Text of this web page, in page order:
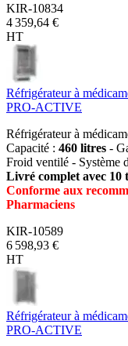
KIR-10834
4 359,64 €
HT
Réfrigérateur à
PRO-ACTIVE
Réfrigérateur à
Capacité : 460 litres -
Froid ventilé - Système
Livré complet avec 10
Conforme aux
Pharmaciens
KIR-10589
6 598,93 €
HT
Réfrigérateur à
PRO-ACTIVE